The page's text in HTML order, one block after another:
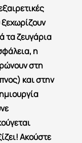
τα ζευγάρια
η
στη
και στην
Ακούστε